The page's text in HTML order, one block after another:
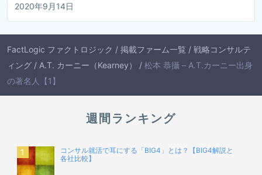
2020年9月14日
FactLogic ファクトロジック / 掲載ファーム一覧 / 戦略コンサルテ
ィング / A.T. カーニー（Kearney） / 松本 恭攝 – A.T.カーニー出身
の著名人【1】
週間ランキング
コンサル就活で耳にする「BIG4」とは？【BIG4解説と
各社比較】